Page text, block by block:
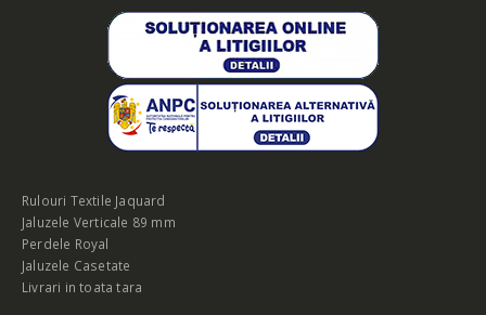
Rulouri Textile Jaquard
Jaluzele Verticale 89 mm
Perdele Royal
Jaluzele Casetate
Livrari in toata tara